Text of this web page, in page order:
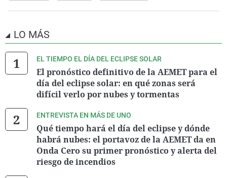
LO MÁS
EL TIEMPO EL DÍA DEL ECLIPSE SOLAR
El pronóstico definitivo de la AEMET para el
día del eclipse solar: en qué zonas será
difícil verlo por nubes y tormentas
ENTREVISTA EN MÁS DE UNO
Qué tiempo hará el día del eclipse y dónde
habrá nubes: el portavoz de la AEMET da en
Onda Cero su primer pronóstico y alerta del
riesgo de incendios